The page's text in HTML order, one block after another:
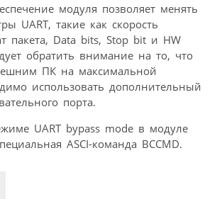
модуля позволяет менять
UART, такие как скорость
пакета, Data bits, Stop bit и HW
обратить внимание на то, что
ПК на максимальной
использовать дополнительный
порта.
UART bypass mode в модуле
ASCI-команда BCCMD.